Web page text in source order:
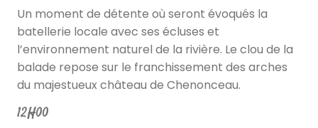
Un moment de détente où seront évoqués la
batellerie locale avec ses écluses et
l’environnement naturel de la rivière. Le clou de la
balade repose sur le franchissement des arches
du majestueux château de Chenonceau.
12H00